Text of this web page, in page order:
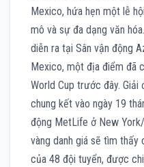
Mexico, hứa hẹn một lễ
mô và sự đa dạng văn
diễn ra tại Sân vận động
Mexico, một địa điểm đã
World Cup trước đây.
chung kết vào ngày 19
động MetLife ở New
vàng danh giá sẽ tìm thấy
của 48 đội tuyển, được